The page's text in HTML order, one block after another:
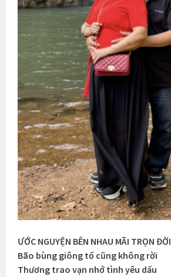
ƯỚC NGUYỆN BÊN NHAU MÃI TRỌN ĐỜI
Bão bùng giông tố cũng không rời
Thương trao vạn nhớ tình yêu dấu